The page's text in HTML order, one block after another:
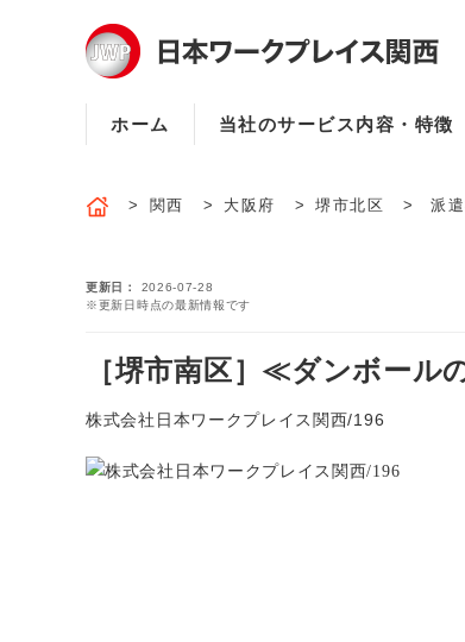
ホーム 当社のサービス内容・特徴
関西 大阪府 堺市北区 派
更新日
2026-07-28
※更新日時点の最新情報です
［堺市南区］≪ダンボー
株式会社日本ワークプレイス関西/196